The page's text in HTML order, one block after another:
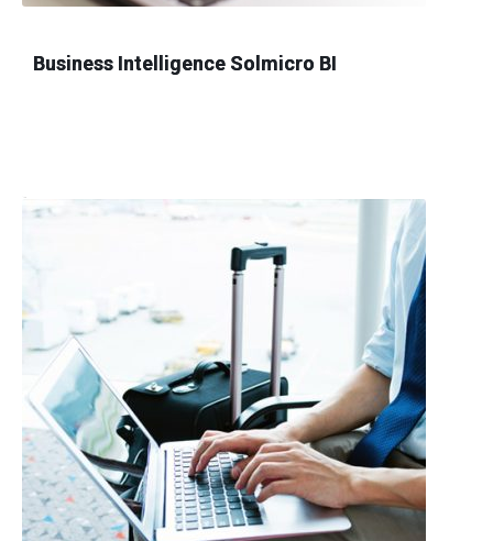
Business Intelligence Solmicro BI